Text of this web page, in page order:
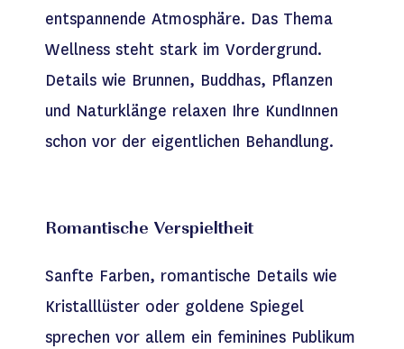
entspannende Atmosphäre. Das Thema
Wellness steht stark im Vordergrund.
Details wie Brunnen, Buddhas, Pflanzen
und Naturklänge relaxen Ihre KundInnen
schon vor der eigentlichen Behandlung.
Romantische Verspieltheit
Sanfte Farben, romantische Details wie
Kristalllüster oder goldene Spiegel
sprechen vor allem ein feminines Publikum